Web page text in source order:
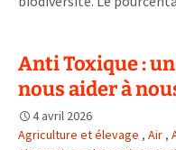
Anti Toxique :
nous aider à
4 avril 2026
Agriculture et élevage , Air ,